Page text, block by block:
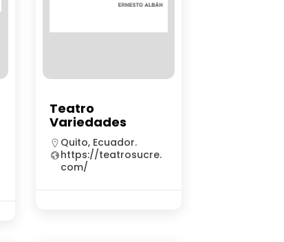
Teatro
Variedades
Quito, Ecuador.
https://teatrosucre.
com/